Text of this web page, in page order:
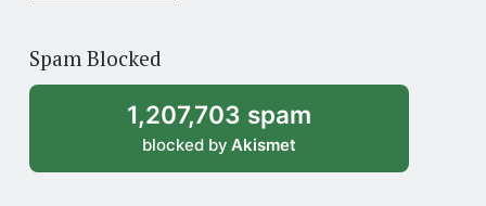
archive
Spam Blocked
1,207,703 spam
blocked by Akismet